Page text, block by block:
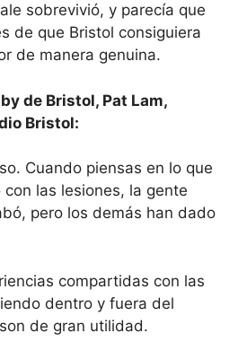
sobrevivió, y parecía que
de que Bristol consiguiera
de manera genuina.
de Bristol, Pat Lam,
Bristol:
Cuando piensas en lo que
las lesiones, la gente
pero los demás han dado
compartidas con las
dentro y fuera del
de gran utilidad.